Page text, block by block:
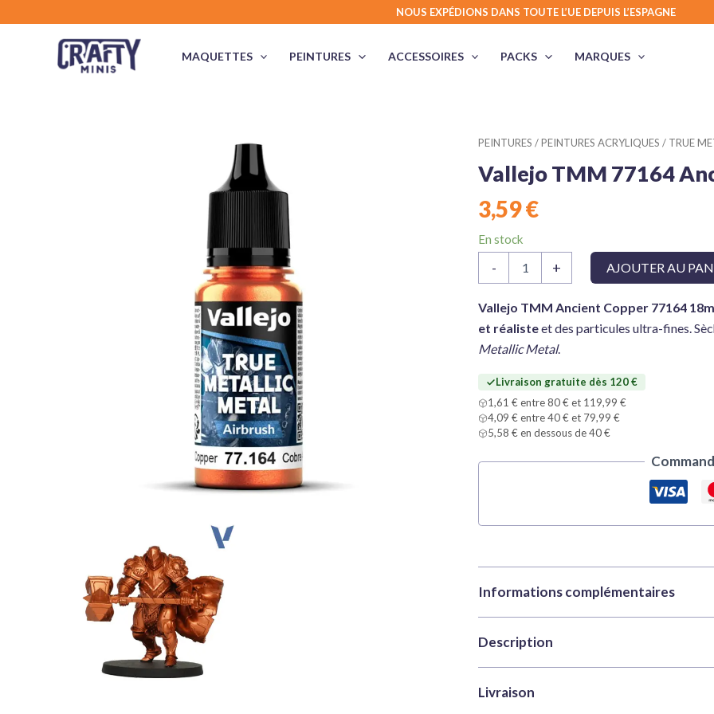
NOUS EXPÉDIONS DANS TOUTE L’UE DEPUIS L’ESPAGNE
MAQUETTES PEINTURES ACCESSOIRES PACKS MARQUES
PEINTURES /PEINTURES ACRYLIQUES / TRUE
Vallejo TMM 77164
3,59€
En stock
-
TMM
77164
Copper
+ AJOUTER AU
Vallejo TMM Ancient Copper 77164
et réalisteet des particules ultra-fines.
Metallic Metal.
Livraison gratuite dès 120 €
1,61 € entre 80 € et 119,99 €
4,09 € entre 40 € et 79,99 €
5,58 € en dessous de 40 €
Informations complémentaires
Marque
Catégories
Peintures,
UGS
Description
Améliorez la véritable brillance
Livraison